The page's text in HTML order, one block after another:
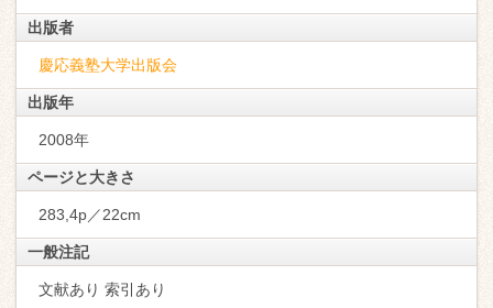
出版者
慶応義塾大学出版会
出版年
2008年
ページと大きさ
283,4p／22cm
一般注記
文献あり 索引あり